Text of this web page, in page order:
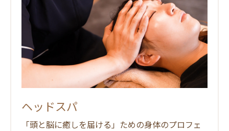
ヘッドスパ
「頭と脳に癒しを届ける」ための身体のプロフェ